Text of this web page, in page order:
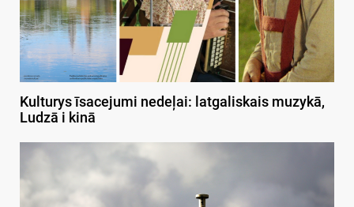
Kulturys īsacejumi nedeļai: latgaliskais muzykā,
Ludzā i kinā